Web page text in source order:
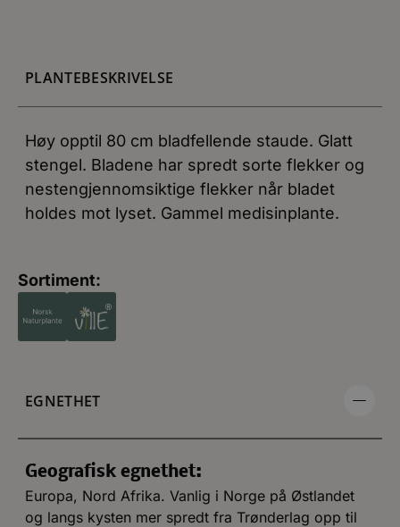
PLANTEBESKRIVELSE
Høy opptil 80 cm bladfellende staude. Glatt
stengel. Bladene har spredt sorte flekker og
nestengjennomsiktige flekker når bladet
holdes mot lyset. Gammel medisinplante.
Sortiment:
EGNETHET
Geografisk egnethet:
Europa, Nord Afrika. Vanlig i Norge på Østlandet
og langs kysten mer spredt fra Trønderlag opp til